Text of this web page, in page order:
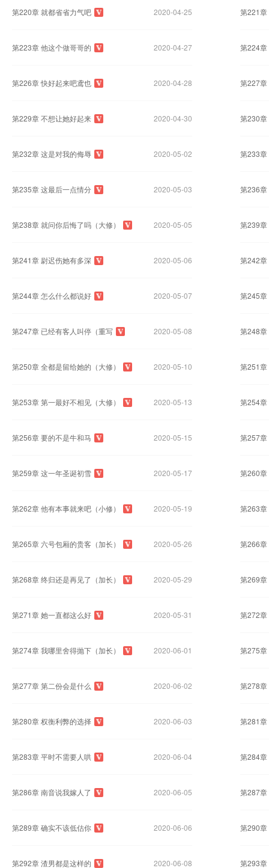
第220章 就都省省力气吧 2020-04-25 第221章
第223章 他这个做哥哥的 2020-04-27 第224章
第226章 快好起来吧鸢也 2020-04-28 第227章
第229章 不想让她好起来 2020-04-30 第230章
第232章 这是对我的侮辱 2020-05-02 第233章
第235章 这最后一点情分 2020-05-03 第236章
第238章 就问你后悔了吗（大修） 2020-05-05 第239章
第241章 尉迟伤她有多深 2020-05-06 第242章
第244章 怎么什么都说好 2020-05-07 第245章
第247章 已经有客人叫停（重写 2020-05-08 第248章
第250章 全都是留给她的（大修） 2020-05-10 第251章
第253章 第一最好不相见（大修） 2020-05-13 第254章
第256章 要的不是牛和马 2020-05-15 第257章
第259章 这一年圣诞初雪 2020-05-17 第260章
第262章 他有本事就来吧（小修） 2020-05-19 第263章
第265章 六号包厢的贵客（加长） 2020-05-26 第266章
第268章 终归还是再见了（加长） 2020-05-29 第269章
第271章 她一直都这么好 2020-05-31 第272章
第274章 我哪里舍得抛下（加长） 2020-06-01 第275章
第277章 第二份会是什么 2020-06-02 第278章
第280章 权衡利弊的选择 2020-06-03 第281章
第283章 平时不需要人哄 2020-06-04 第284章
第286章 南音说我嫁人了 2020-06-05 第287章
第289章 确实不该低估你 2020-06-06 第290章
第292章 渣男都是这样的 2020-06-08 第293章